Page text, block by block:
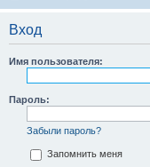
Вход
Имя пользователя:
Пароль:
Забыли пароль?
Запомнить меня